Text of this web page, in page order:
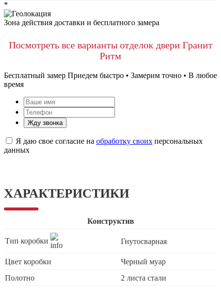
*
Зона действия доставки и бесплатного замера
Посмотреть все варианты отделок двери Гранит
Ритм
Бесплатный замер Приедем быстро • Замерим точно • В любое
время
Жду звонка
Я даю свое согласие на обработку своих персональных
данных
ХАРАКТЕРИСТИКИ
Конструктив
Тип коробки Гнутосварная
Цвет коробки
Черный муар
Полотно
2 листа стали